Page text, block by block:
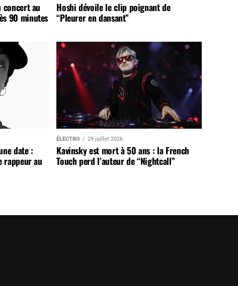
concert au
90 minutes
Hoshi dévoile le clip poignant de
“Pleurer en dansant”
date :
rappeur au
ÉLECTRO 29 juillet 2026
Kavinsky est mort à 50 ans : la French
Touch perd l’auteur de “Nightcall”